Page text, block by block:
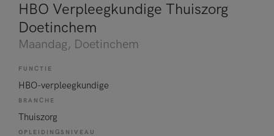
HBO Verpleegkundige Thuiszorg
Doetinchem
Maandag, Doetinchem
FUNCTIE
HBO-verpleegkundige
BRANCHE
Thuiszorg
OPLEIDINGSNIVEAU